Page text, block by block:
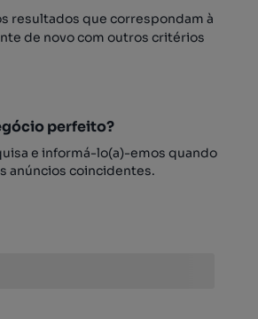
resultados que correspondam à
de novo com outros critérios
perfeito?
e informá-lo(a)-emos quando
anúncios coincidentes.
pesquisa